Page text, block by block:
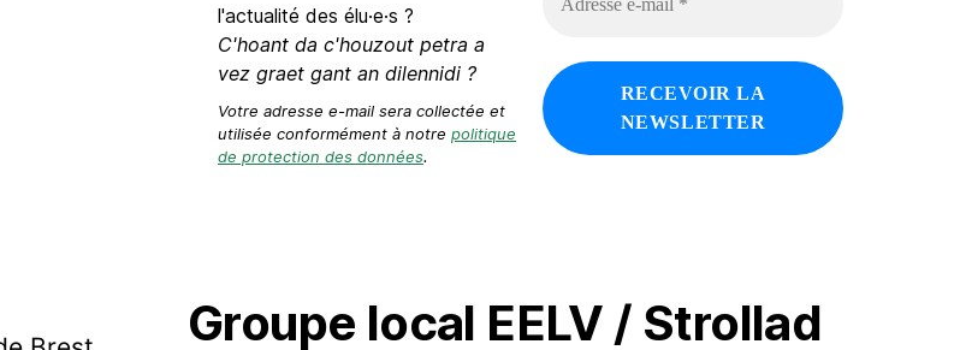
l'actualité des élu·e·s ?
C'hoant da c'houzout petra a
vez graet gant an dilennidi ?
Votre adresse e-mail sera collectée et
utilisée conformément à notre politique
de protection des données.
s
e
e
Groupe local EELV / Strollad